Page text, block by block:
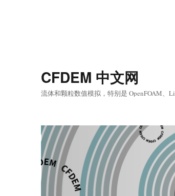
CFDEM 中文网
流体和颗粒数值模拟，特别是 OpenFOAM、